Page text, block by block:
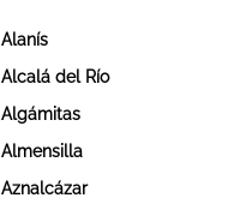
Alanís
Alcalá del Río
Algámitas
Almensilla
Aznalcázar